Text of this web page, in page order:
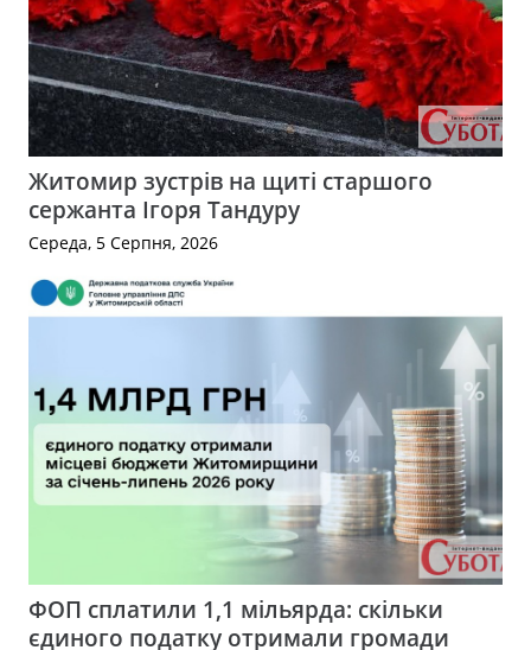
Житомир зустрів на щиті старшого
сержанта Ігоря Тандуру
Середа, 5 Серпня, 2026
ФОП сплатили 1,1 мільярда: скільки
єдиного податку отримали громади